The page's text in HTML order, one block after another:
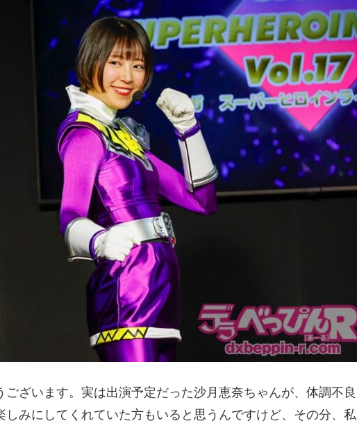
ございます。実は出演予定だった沙月恵奈ちゃんが、体調不良
みにしてくれていた方もいると思うんですけど、その分、私